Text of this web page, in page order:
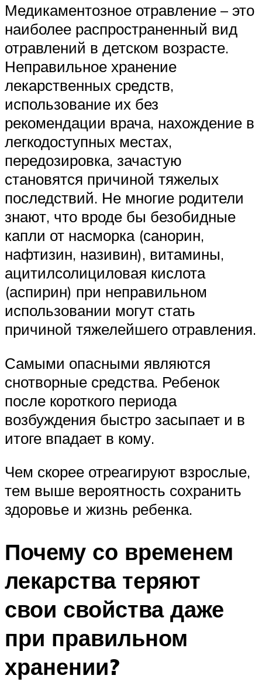
Медикаментозное отравление – это
наиболее распространенный вид
отравлений в детском возрасте.
Неправильное хранение
лекарственных средств,
использование их без
рекомендации врача, нахождение в
легкодоступных местах,
передозировка, зачастую
становятся причиной тяжелых
последствий. Не многие родители
знают, что вроде бы безобидные
капли от насморка (санорин,
нафтизин, називин), витамины,
ацитилсолициловая кислота
(аспирин) при неправильном
использовании могут стать
причиной тяжелейшего отравления.
Самыми опасными являются
снотворные средства. Ребенок
после короткого периода
возбуждения быстро засыпает и в
итоге впадает в кому.
Чем скорее отреагируют взрослые,
тем выше вероятность сохранить
здоровье и жизнь ребенка.
Почему со временем
лекарства теряют
свои свойства даже
при правильном
хранении?